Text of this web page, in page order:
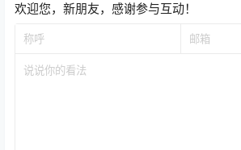
欢迎您，新朋友，感谢参与互动！